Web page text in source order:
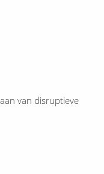
van disruptieve